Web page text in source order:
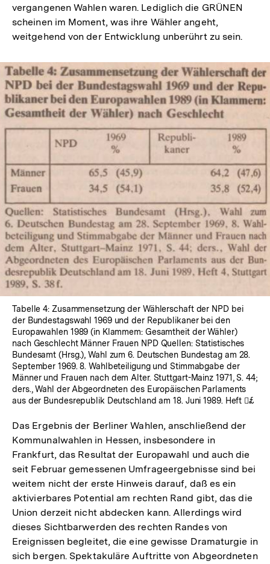
vergangenen Wahlen waren. Lediglich die GRÜNEN
scheinen im Moment, was ihre Wähler angeht,
weitgehend von der Entwicklung unberührt zu sein.
In
Lightbox
öffnen
Tabelle 4: Zusammensetzung der Wählerschaft der NPD bei
der Bundestagswahl 1969 und der Republikaner bei den
Europawahlen 1989 (in Klammem: Gesamtheit der Wähler)
nach Geschlecht Männer Frauen NPD Quellen: Statistisches
Bundesamt (Hrsg.), Wahl zum 6. Deutschen Bundestag am 28.
September 1969. 8. Wahlbeteiligung und Stimmabgabe der
Männer und Frauen nach dem Alter. Stuttgart-Mainz 1971, S. 44;
ders., Wahl der Abgeordneten des Europäischen Parlaments
aus der Bundesrepublik Deutschland am 18. Juni 1989. Heft £
Das Ergebnis der Berliner Wahlen, anschließend der
Kommunalwahlen in Hessen, insbesondere in
Frankfurt, das Resultat der Europawahl und auch die
seit Februar gemessenen Umfrageergebnisse sind bei
weitem nicht der erste Hinweis darauf, daß es ein
aktivierbares Potential am rechten Rand gibt, das die
Union derzeit nicht abdecken kann. Allerdings wird
dieses Sichtbarwerden des rechten Randes von
Ereignissen begleitet, die eine gewisse Dramaturgie in
sich bergen. Spektakuläre Auftritte von Abgeordneten